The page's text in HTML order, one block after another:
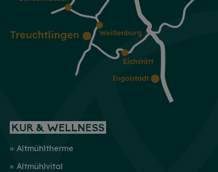
KUR & WELLNESS
Altmühltherme
Altmühlvital